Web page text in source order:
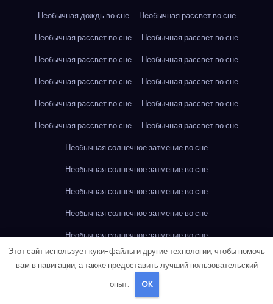
Необычная дождь во сне
Необычная рассвет во сне
Необычная рассвет во сне
Необычная рассвет во сне
Необычная рассвет во сне
Необычная рассвет во сне
Необычная рассвет во сне
Необычная рассвет во сне
Необычная рассвет во сне
Необычная рассвет во сне
Необычная рассвет во сне
Необычная рассвет во сне
Необычная солнечное затмение во сне
Необычная солнечное затмение во сне
Необычная солнечное затмение во сне
Необычная солнечное затмение во сне
Необычная солнечное затмение во сне
Необычная солнечное затмение во сне
Необычная солнечное затмение во сне
Необычная солнечное затмение во сне
Этот сайт использует куки-файлы и другие технологии, чтобы помочь
вам в навигации, а также предоставить лучший пользовательский
опыт.
OK